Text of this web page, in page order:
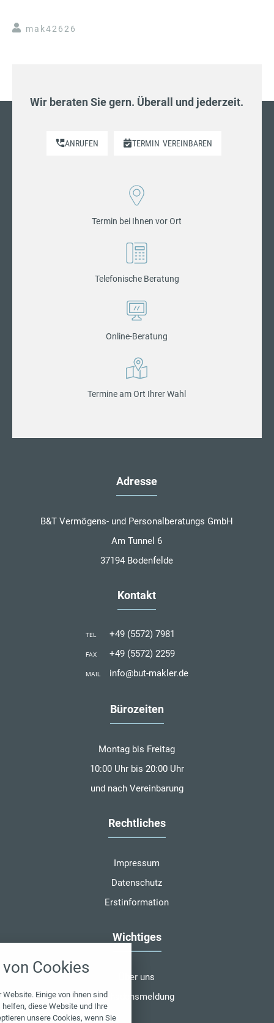
mak42626
Wir beraten Sie gern. Überall und jederzeit.
ANRUFEN TERMIN VEREINBAREN
Termin bei Ihnen vor Ort
Telefonische Beratung
Online-Beratung
Termine am Ort Ihrer Wahl
Adresse
B&T Vermögens- und Personalberatungs GmbH
Am Tunnel 6
37194 Bodenfelde
Kontakt
TEL +49 (5572) 7981
FAX +49 (5572) 2259
MAIL info@but-makler.de
Bürozeiten
Montag bis Freitag
10:00 Uhr bis 20:00 Uhr
und nach Vereinbarung
Rechtliches
Impressum
Datenschutz
Erstinformation
Wichtiges
Über uns
Schadensmeldung
Cookies
Einige von ihnen sind
diese Website und Ihre
unsere Cookies, wenn Sie
alle verwendeten Cookies und
zu blockieren.
Notwendig